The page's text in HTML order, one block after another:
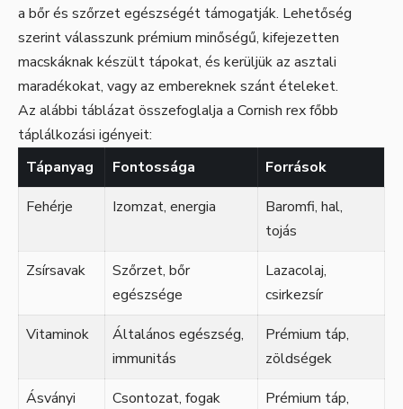
a bőr és szőrzet egészségét támogatják. Lehetőség
szerint válasszunk prémium minőségű, kifejezetten
macskáknak készült tápokat, és kerüljük az asztali
maradékokat, vagy az embereknek szánt ételeket.
Az alábbi táblázat összefoglalja a Cornish rex főbb
táplálkozási igényeit:
Tápanyag
Fontossága
Források
Fehérje
Izomzat, energia
Baromfi, hal,
tojás
Zsírsavak
Szőrzet, bőr
egészsége
Lazacolaj,
csirkezsír
Vitaminok
Általános egészség,
immunitás
Prémium táp,
zöldségek
Ásványi
Csontozat, fogak
Prémium táp,